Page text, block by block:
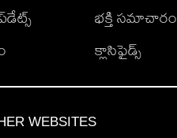
భక్తి సమాచారం
క్లాసిఫైడ్స్
WEBSITES